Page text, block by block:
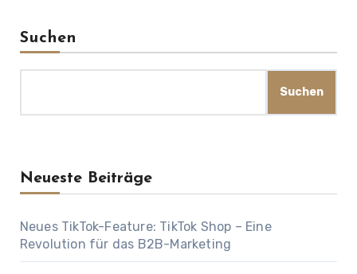
Suchen
Suchen
Neueste Beiträge
Neues TikTok-Feature: TikTok Shop – Eine
Revolution für das B2B-Marketing